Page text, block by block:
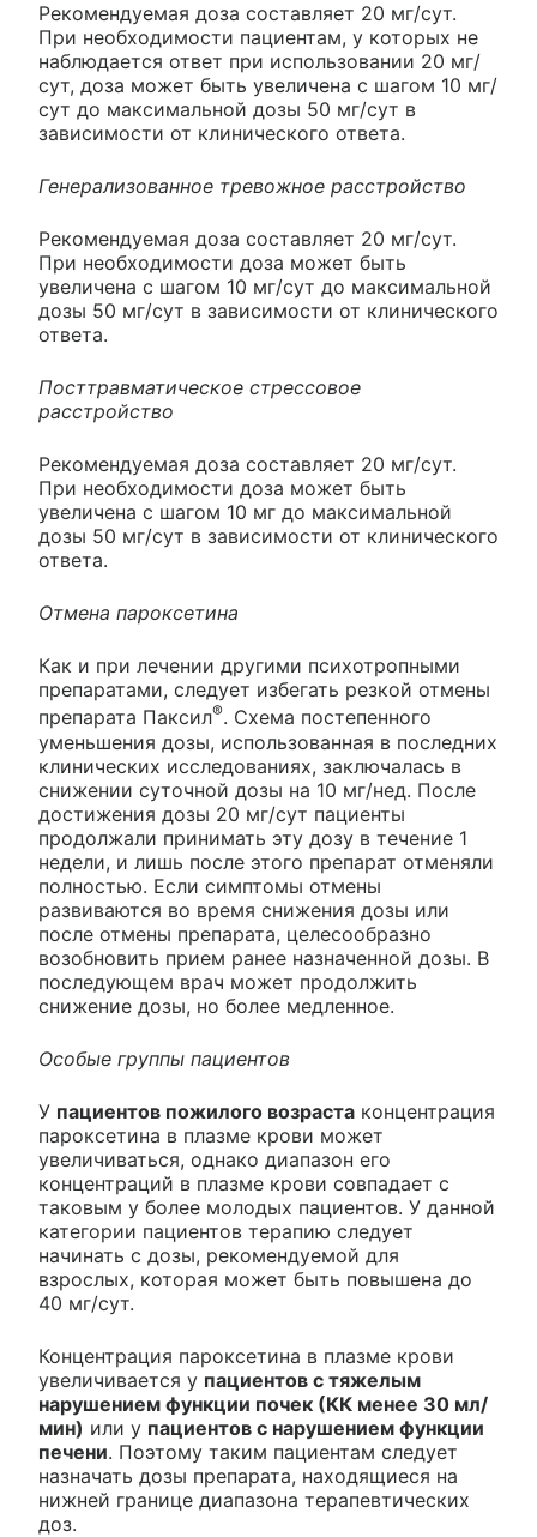
Рекомендуемая доза составляет 20 мг/сут.
При необходимости пациентам, у которых не
наблюдается ответ при использовании 20 мг/
сут, доза может быть увеличена с шагом 10 мг/
сут до максимальной дозы 50 мг/сут в
зависимости от клинического ответа.
Генерализованное тревожное расстройство
Рекомендуемая доза составляет 20 мг/сут.
При необходимости доза может быть
увеличена с шагом 10 мг/сут до максимальной
дозы 50 мг/сут в зависимости от клинического
ответа.
Посттравматическое стрессовое
расстройство
Рекомендуемая доза составляет 20 мг/сут.
При необходимости доза может быть
увеличена с шагом 10 мг до максимальной
дозы 50 мг/сут в зависимости от клинического
ответа.
Отмена пароксетина
Как и при лечении другими психотропными
препаратами, следует избегать резкой отмены
препарата Паксил®. Схема постепенного
уменьшения дозы, использованная в последних
клинических исследованиях, заключалась в
снижении суточной дозы на 10 мг/нед. После
достижения дозы 20 мг/сут пациенты
продолжали принимать эту дозу в течение 1
недели, и лишь после этого препарат отменяли
полностью. Если симптомы отмены
развиваются во время снижения дозы или
после отмены препарата, целесообразно
возобновить прием ранее назначенной дозы. В
последующем врач может продолжить
снижение дозы, но более медленное.
Особые группы пациентов
У пациентов пожилого возраста концентрация
пароксетина в плазме крови может
увеличиваться, однако диапазон его
концентраций в плазме крови совпадает с
таковым у более молодых пациентов. У данной
категории пациентов терапию следует
начинать с дозы, рекомендуемой для
взрослых, которая может быть повышена до
40 мг/сут.
Концентрация пароксетина в плазме крови
увеличивается у пациентов с тяжелым
нарушением функции почек (КК менее 30 мл/
мин) или у пациентов с нарушением функции
печени. Поэтому таким пациентам следует
назначать дозы препарата, находящиеся на
нижней границе диапазона терапевтических
доз.